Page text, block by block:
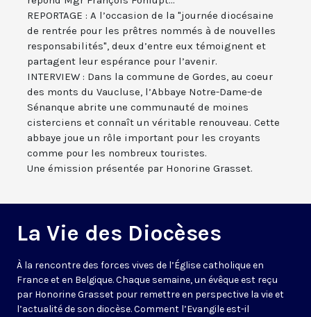
REPORTAGE : A l’occasion de la "journée diocésaine
de rentrée pour les prêtres nommés à de nouvelles
responsabilités", deux d’entre eux témoignent et
partagent leur espérance pour l’avenir.
INTERVIEW : Dans la commune de Gordes, au coeur
des monts du Vaucluse, l’Abbaye Notre-Dame-de
Sénanque abrite une communauté de moines
cisterciens et connaît un véritable renouveau. Cette
abbaye joue un rôle important pour les croyants
comme pour les nombreux touristes.
Une émission présentée par Honorine Grasset.
La Vie des Diocèses
À la rencontre des forces vives de l’Église catholique en
France et en Belgique. Chaque semaine, un évêque est reçu
par Honorine Grasset pour remettre en perspective la vie et
l’actualité de son diocèse. Comment l’Evangile est-il